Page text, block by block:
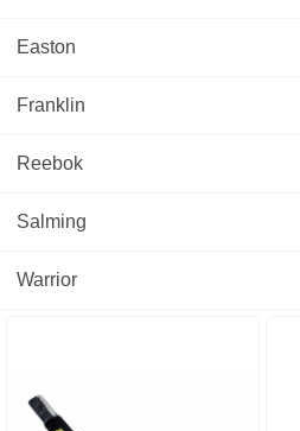
Easton
Franklin
Reebok
Salming
Warrior